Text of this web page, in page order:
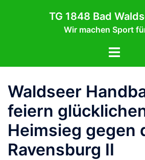
TG 1848 Bad
Wir machen Sport
Menü
Waldseer
feiern
Heimsieg gegen
Ravensburg II